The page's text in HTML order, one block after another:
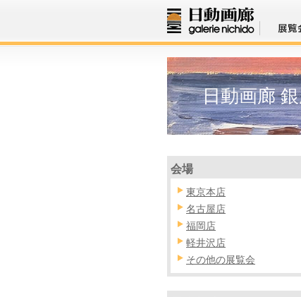
日動画廊
会場
東京本店
名古屋店
福岡店
軽井沢店
その他の展覧会